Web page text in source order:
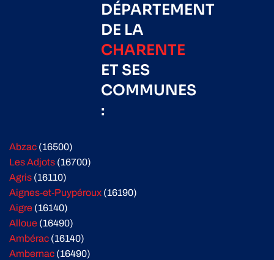
DÉPARTEMENT
DE LA
CHARENTE
ET SES
COMMUNES
:
Abzac (16500)
Les Adjots (16700)
Agris (16110)
Aignes-et-Puypéroux (16190)
Aigre (16140)
Alloue (16490)
Ambérac (16140)
Ambernac (16490)